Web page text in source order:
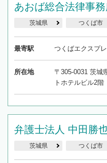
あおば総合法律事
茨城県 つくば市
最寄駅 つくばエクスプ
所在地
〒305-0031 茨城
トホテルビル2階
弁護士法人 中田勝
茨城県 つくば市